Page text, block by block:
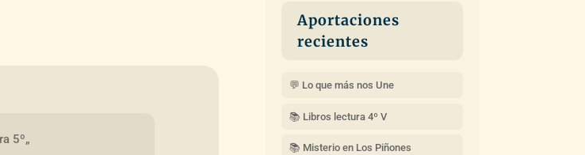
5º„
Aportaciones
recientes
💬 Lo que más nos Une
📚 Libros lectura 4º V
📚 Misterio en Los Piñones